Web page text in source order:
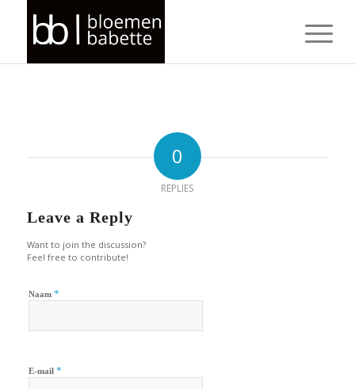
0
REPLIES
Leave a Reply
Want to join the discussion?
Feel free to contribute!
Naam *
E-mail *